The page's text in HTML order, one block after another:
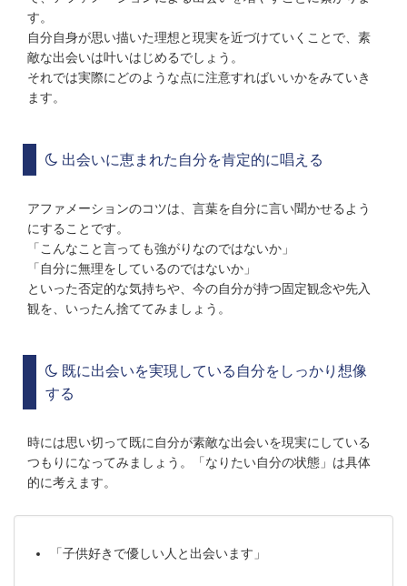
す。
自分自身が思い描いた理想と現実を近づけていくことで、素
敵な出会いは叶いはじめるでしょう。
それでは実際にどのような点に注意すればいいかをみていき
ます。
出会いに恵まれた自分を肯定的に唱える
アファメーションのコツは、言葉を自分に言い聞かせるよう
にすることです。
「こんなこと言っても強がりなのではないか」
「自分に無理をしているのではないか」
といった否定的な気持ちや、今の自分が持つ固定観念や先入
観を、いったん捨ててみましょう。
既に出会いを実現している自分をしっかり想像
する
時には思い切って既に自分が素敵な出会いを現実にしている
つもりになってみましょう。「なりたい自分の状態」は具体
的に考えます。
「子供好きで優しい人と出会います」